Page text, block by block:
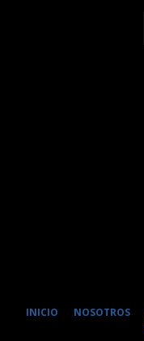
INICIO NOSOTROS